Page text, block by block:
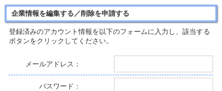
企業情報を編集する／削除を申請する
登録済みのアカウント情報を以下のフォームに入力し、該当する
ボタンをクリックしてください。
メールアドレス：
パスワード：